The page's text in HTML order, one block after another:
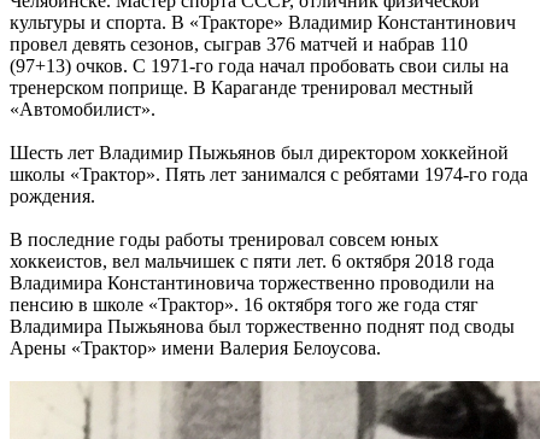
культуры и спорта. В «Тракторе» Владимир Константинович
провел девять сезонов, сыграв 376 матчей и набрав 110
(97+13) очков. С 1971-го года начал пробовать свои силы на
тренерском поприще. В Караганде тренировал местный
«Автомобилист».
Шесть лет Владимир Пыжьянов был директором хоккейной
школы «Трактор». Пять лет занимался с ребятами 1974-го года
рождения.
В последние годы работы тренировал совсем юных
хоккеистов, вел мальчишек с пяти лет. 6 октября 2018 года
Владимира Константиновича торжественно проводили на
пенсию в школе «Трактор». 16 октября того же года стяг
Владимира Пыжьянова был торжественно поднят под своды
Арены «Трактор» имени Валерия Белоусова.